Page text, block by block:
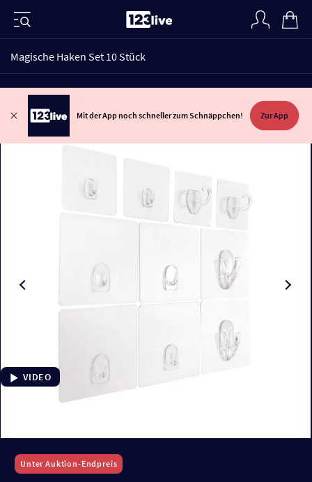
Magische Haken Set 10 Stück
Mit der App noch schneller zum Schnäppchen! Zur App
VIDEO
Unter Auktion-Endpreis